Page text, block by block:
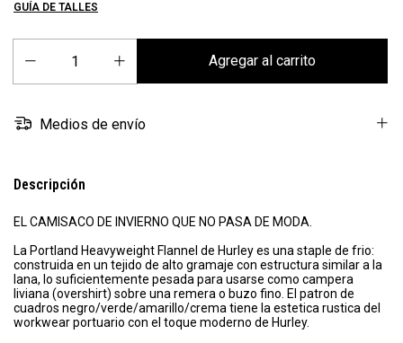
GUÍA DE TALLES
Medios de envío
Descripción
EL CAMISACO DE INVIERNO QUE NO PASA DE MODA.
La Portland Heavyweight Flannel de Hurley es una staple de frio:
construida en un tejido de alto gramaje con estructura similar a la
lana, lo suficientemente pesada para usarse como campera
liviana (overshirt) sobre una remera o buzo fino. El patron de
cuadros negro/verde/amarillo/crema tiene la estetica rustica del
workwear portuario con el toque moderno de Hurley.